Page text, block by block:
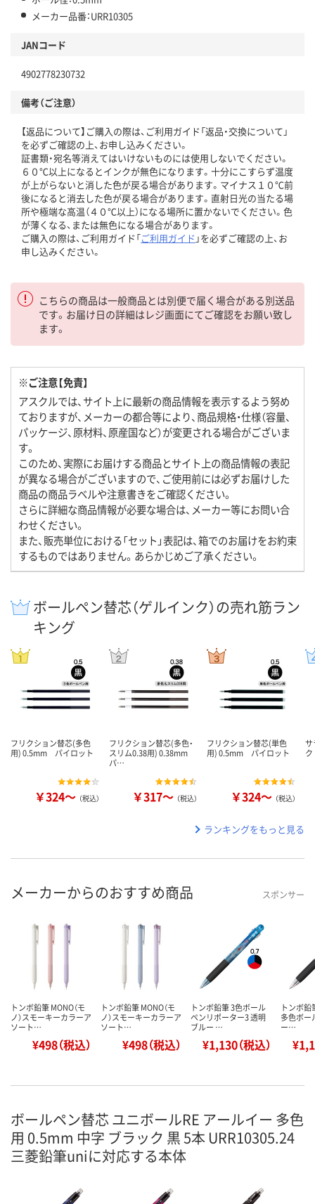
メーカー品番：URR10305
JANコード
4902778230732
備考（ご注意）
【返品について】ご購入の際は、ご利用ガイド「返品・交換について」
を必ずご確認の上、お申し込みください。
証書類・宛名等消えてはいけないものには使用しないでください。
６０℃以上になるとインクが無色になります。十分にこすらず温度
が上がらないと消した色が戻る場合があります。マイナス１０℃前
後になると消去した色が戻る場合があります。直射日光の当たる場
所や極端な高温（４０℃以上）になる場所に置かないでください。色
が薄くなる、または無色になる場合があります。
ご購入の際は、ご利用ガイド「ご利用ガイド 」を必ずご確認の上、お
申し込みください。
こちらの商品は一般商品とは別便で届く場合がある別送品
です。お届け日の詳細はレジ画面にてご確認をお願い致し
ます。
※ご注意【免責】
アスクルでは、サイト上に最新の商品情報を表示するよう努め
ておりますが、メーカーの都合等により、商品規格・仕様（容量、
パッケージ、原材料、原産国など）が変更される場合がございま
す。
このため、実際にお届けする商品とサイト上の商品情報の表記
が異なる場合がございますので、ご使用前には必ずお届けした
商品の商品ラベルや注意書きをご確認ください。
さらに詳細な商品情報が必要な場合は、メーカー等にお問い合
わせください。
また、販売単位における「セット」表記は、箱でのお届けをお約束
するものではありません。あらかじめご了承ください。
ボールペン替芯（ゲルインク）の売れ筋ラン
キング
フリクション替芯(多色
用) 0.5mm パイロット
￥324～ （税込）
フリクション替芯(多色・
スリム0.38用) 0.38mm
パ…
￥317～ （税込）
フリクション替芯(単色
用) 0.5mm パイロット
￥324～ （税込）
ランキングをもっと見る
メーカーからのおすすめ商品 スポンサー
トンボ鉛筆 MONO（モ
ノ）スモーキーカラーア
ソート…
¥498（税込）
トンボ鉛筆 MONO（モ
ノ）スモーキーカラーア
ソート…
¥498（税込）
トンボ鉛筆 3色ボール
ペンリポーター3 透明
ブルー …
¥1,130（税込）
トンボ鉛
多色ボ
ー…
ボールペン替芯 ユニボールRE アールイー 多色
用 0.5mm 中字 ブラック 黒 5本 URR10305.24
三菱鉛筆uniに対応する本体